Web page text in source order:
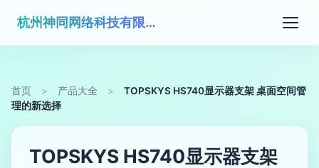
杭州神同网络科技有限公司
首页 > 产品大全 >
TOPSKYS HS740显示器支架 桌面空间管
理的新选择
TOPSKYS HS740显示器支架